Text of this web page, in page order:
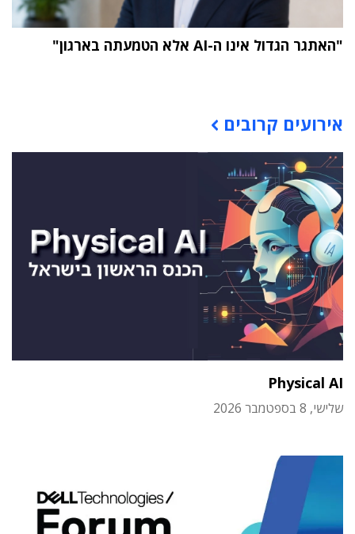
"האתגר הגדול אינו ה-AI אלא הטמעתה בארגון"
אירועים קרובים
Physical AI
שלישי, 8 בספטמבר 2026